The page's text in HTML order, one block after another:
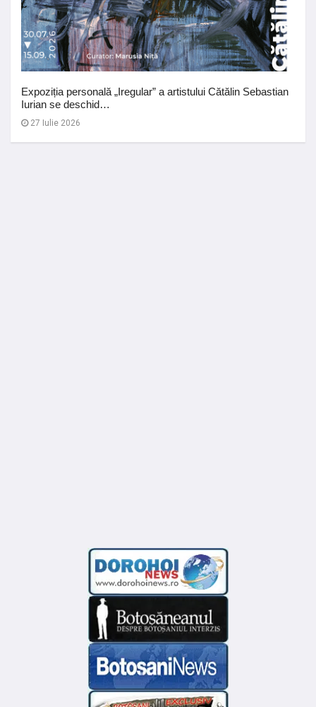
Expoziția personală „Iregular” a artistului Cătălin Sebastian
Iurian se deschid…
27 Iulie 2026